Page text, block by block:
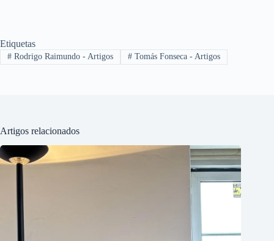
Etiquetas
#Rodrigo Raimundo - Artigos #Tomás Fonseca - Artigos
Artigos relacionados